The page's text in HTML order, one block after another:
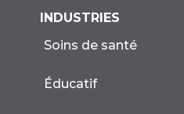
INDUSTRIES
Soins de santé
Éducatif